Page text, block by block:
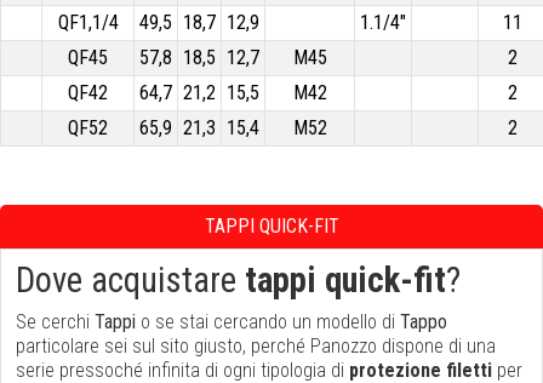
QF1,1/4
49,5 18,7 12,9 1.1/4"
11
QF45
57,8 18,5 12,7 M45
2
QF42
64,7 21,2 15,5 M42
2
QF52
65,9 21,3 15,4 M52 2
TAPPI QUICK-FIT
Dove acquistare tappi quick-fit?
Se cerchi Tappi o se stai cercando un modello di Tappo
particolare sei sul sito giusto, perché Panozzo dispone di una
serie pressoché infinita di ogni tipologia di protezione filetti per